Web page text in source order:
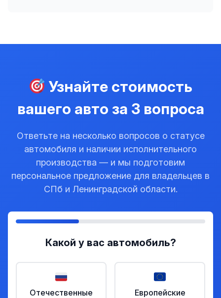
Узнайте стоимость
вашего авто за 3 вопроса
Ответьте на несколько вопросов о статусе
автомобиля и наличии исполнительного
производства — и мы подготовим
персональное предложение для владельцев в
СПб и Ленинградской области.
Какой у вас автомобиль?
Отечественные Европейские